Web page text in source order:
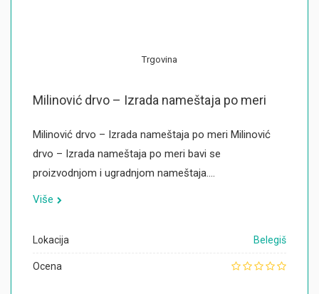
Trgovina
Milinović drvo – Izrada nameštaja po meri
Milinović drvo – Izrada nameštaja po meri Milinović
drvo – Izrada nameštaja po meri bavi se
proizvodnjom i ugradnjom nameštaja.…
Više
Lokacija Belegiš
Ocena